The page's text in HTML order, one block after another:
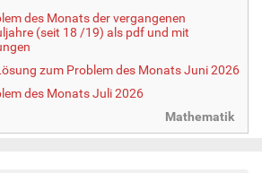
des Monats der vergangenen
(seit 18 /19) als pdf und mit
zum Problem des Monats Juni 2026
des Monats Juli 2026
Mathematik